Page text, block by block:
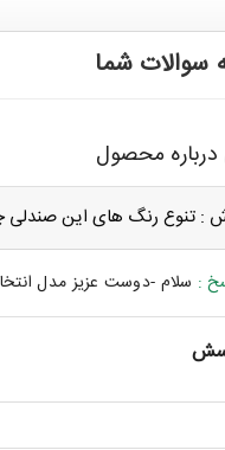
سوالات شما
: تنوع رنگ های این صندلی
: سلام -دوست عزیز مدل